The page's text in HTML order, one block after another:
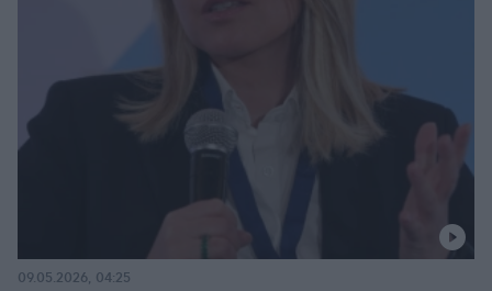
09.05.2026, 04:25